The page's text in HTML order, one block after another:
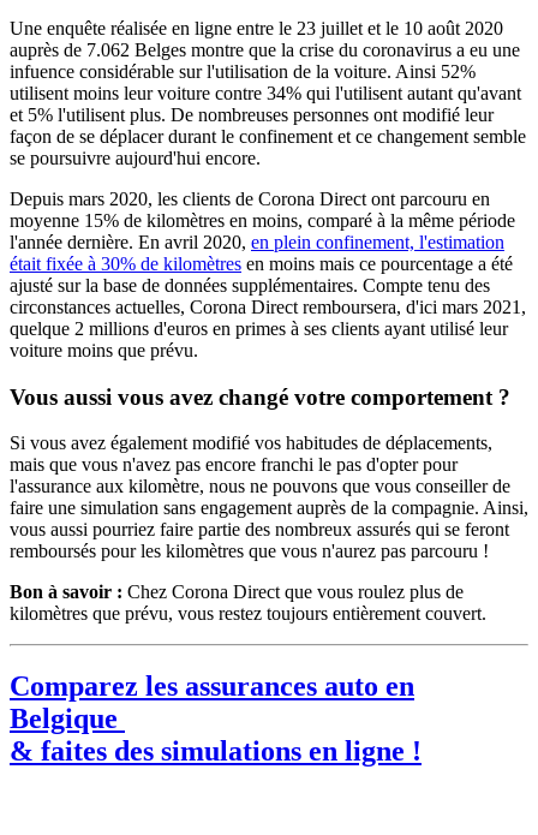
Une enquête réalisée en ligne entre le 23 juillet et le 10 août 2020
auprès de 7.062 Belges montre que la crise du coronavirus a eu une
infuence considérable sur l'utilisation de la voiture. Ainsi 52%
utilisent moins leur voiture contre 34% qui l'utilisent autant qu'avant
et 5% l'utilisent plus. De nombreuses personnes ont modifié leur
façon de se déplacer durant le confinement et ce changement semble
se poursuivre aujourd'hui encore.
Depuis mars 2020, les clients de Corona Direct ont parcouru en
moyenne 15% de kilomètres en moins, comparé à la même période
l'année dernière. En avril 2020, en plein confinement, l'estimation
était fixée à 30% de kilomètres en moins mais ce pourcentage a été
ajusté sur la base de données supplémentaires. Compte tenu des
circonstances actuelles, Corona Direct remboursera, d'ici mars 2021,
quelque 2 millions d'euros en primes à ses clients ayant utilisé leur
voiture moins que prévu.
Vous aussi vous avez changé votre comportement ?
Si vous avez également modifié vos habitudes de déplacements,
mais que vous n'avez pas encore franchi le pas d'opter pour
l'assurance aux kilomètre, nous ne pouvons que vous conseiller de
faire une simulation sans engagement auprès de la compagnie. Ainsi,
vous aussi pourriez faire partie des nombreux assurés qui se feront
remboursés pour les kilomètres que vous n'aurez pas parcouru !
Bon à savoir : Chez Corona Direct que vous roulez plus de
kilomètres que prévu, vous restez toujours entièrement couvert.
Comparez les assurances auto en
Belgique
& faites des simulations en ligne !